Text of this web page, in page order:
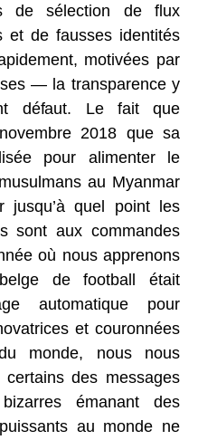
de sélection de flux
et de fausses identités
motivées par
— la transparence y
défaut. Le fait que
2018 que sa
pour alimenter le
au Myanmar
jusqu’à quel point les
sont aux commandes
où nous apprenons
de football était
automatique pour
et couronnées
monde, nous nous
des messages
émanant des
au monde ne